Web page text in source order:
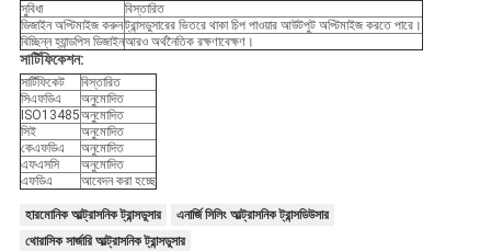
সুবিধা
বিস্তারিত
ডিজাইন অপ্টিমাইজ করুনট্রান্সডুসারের ভিতরে থাকা চিপ পাওয়ার আউটপুট অপ্টিমাইজ করতে পারে।
বিচ্ছিন্ন হ্যান্ডপিস ডিজাইনআরও অর্থনৈতিক রক্ষণাবেক্ষণ।
সার্টিফিকেশন:
সার্টিফিকেট
বিস্তারিত
সিএফডিএ
অনুমোদিত
ISO13485অনুমোদিত
সিই
অনুমোদিত
কেএফডিএ
অনুমোদিত
এফএসসি
অনুমোদিত
এফডিএ
আবেদন করা হচ্ছে
হারমোনিক আল্ট্রাসনিক ট্রান্সডুসার
এনার্জি সিলিং আল্ট্রাসনিক ট্রান্সডিউসার
থোরাসিক সার্জারি আল্ট্রাসনিক ট্রান্সডুসার